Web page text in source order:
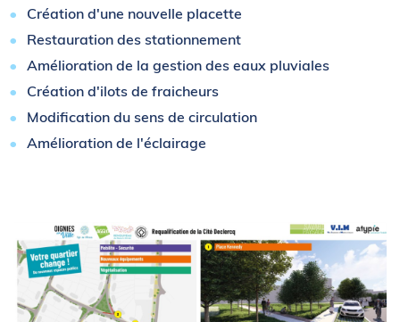
Création d'une nouvelle placette
Restauration des stationnement
Amélioration de la gestion des eaux pluviales
Création d'ilots de fraicheurs
Modification du sens de circulation
Amélioration de l'éclairage